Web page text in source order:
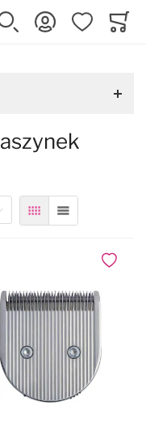
Szukaj Zaloguj sięUlubione
SiatkaLista
Dodaj